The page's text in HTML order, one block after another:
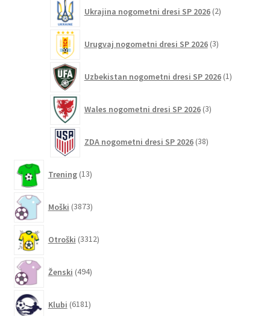
Ukrajina nogometni dresi SP 2026 2izdelka
Urugvaj nogometni dresi SP 2026 3izdelki
Uzbekistan nogometni dresi SP 2026 1izdelek
Wales nogometni dresi SP 2026 3izdelki
ZDA nogometni dresi SP 2026 38izdelkov
Trening 13izdelkov
Moški 3873izdelkov
Otroški 3312izdelkov
Ženski 494izdelkov
Klubi 6181izdelkov